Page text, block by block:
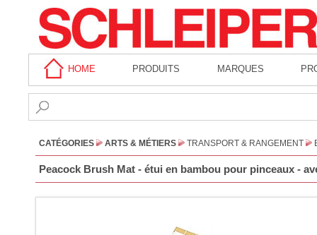
HOME PRODUITS MARQUES
CATÉGORIES ARTS & MÉTIERS TRANSPORT & RANGEMENT
Peacock Brush Mat - étui en bambou pour pinceaux -